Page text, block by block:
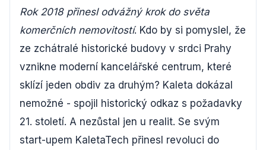
Rok 2018 přinesl odvážný krok do světa
komerčních nemovitostí. Kdo by si pomyslel, že
ze zchátralé historické budovy v srdci Prahy
vznikne moderní kancelářské centrum, které
sklízí jeden obdiv za druhým? Kaleta dokázal
nemožné - spojil historický odkaz s požadavky
21. století. A nezůstal jen u realit. Se svým
start-upem KaletaTech přinesl revoluci do